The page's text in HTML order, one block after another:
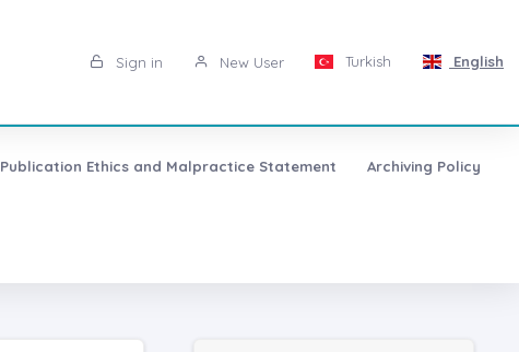
Sign in New User Turkish English
Publication Ethics and Malpractice Statement Archiving Policy